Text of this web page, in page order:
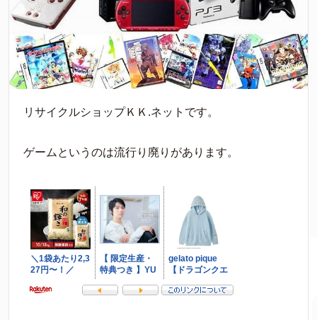
リサイクルショップＫＫ.ネットです。
ゲームというのは流行り廃りがあります。